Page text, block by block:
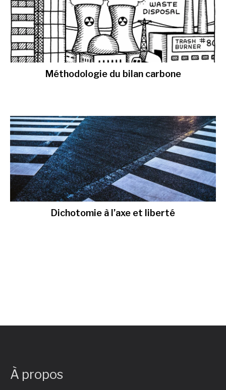
Méthodologie du bilan carbone
Dichotomie à l’axe et liberté
À propos